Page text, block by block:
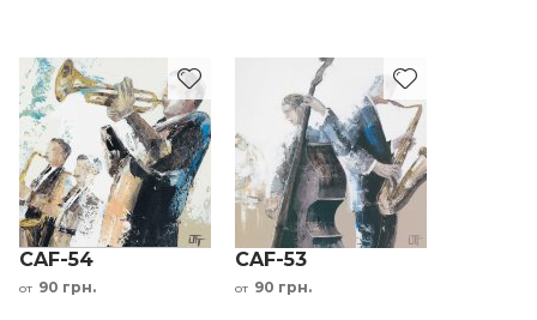
CAF-54
от 90 грн.
CAF-53
от 90 грн.